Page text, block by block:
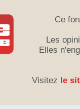
Ce
Les
Elles
Visitez le